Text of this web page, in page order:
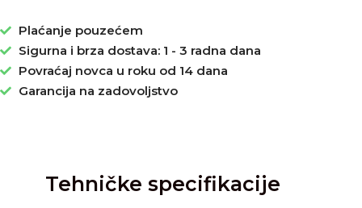
Plaćanje pouzećem
Sigurna i brza dostava: 1 - 3 radna dana
Povraćaj novca u roku od 14 dana
Garancija na zadovoljstvo
Tehničke specifikacije